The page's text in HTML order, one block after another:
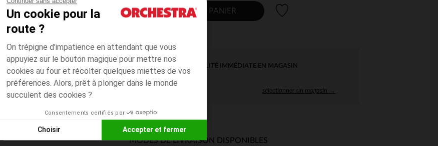
Un cookie pour la
route ?
On trépigne d'impatience en attendant que vous
appuyiez sur le bouton magique pour mettre nos
cookies au four et récolter quelques miettes de vos
préférences. Alors, prêt à plonger dans le monde
succulent des cookies ?
Consentements certifiés par
Choisir Accepter et fermer
AJOUTER AU PANIER
DISPONIBILITÉ IMMÉDIATE EN MAGASIN
sélectionner un magasin →
MODES DE LIVRAISON DISPONIBLES